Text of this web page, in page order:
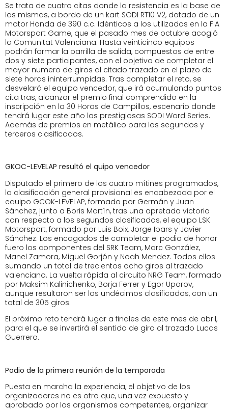
Se trata de cuatro citas donde la resistencia es la base de
las mismas, a bordo de un kart SODI RT10 V2, dotado de un
motor Honda de 390 c.c. Idénticos a los utilizados en la FIA
Motorsport Game, que el pasado mes de octubre acogió
la Comunitat Valenciana. Hasta veinticinco equipos
podrán formar la parrilla de salida, compuestos de entre
dos y siete participantes, con el objetivo de completar el
mayor numero de giros al citado trazado en el plazo de
siete horas ininterrumpidas. Tras completar el reto, se
desvelará el equipo vencedor, que irá acumulando puntos
cita tras, alcanzar el premio final comprendido en la
inscripción en la 30 Horas de Campillos, escenario donde
tendrá lugar este año las prestigiosas SODI Word Series.
Además de premios en metálico para los segundos y
terceros clasificados.
GKOC-LEVELAP resultó el quipo vencedor
Disputado el primero de los cuatro mítines programados,
la clasificación general provisional es encabezada por el
equipo GCOK-LEVELAP, formado por Germán y Juan
Sánchez, junto a Boris Martín, tras una apretada victoria
con respecto a los segundos clasificados, el equipo LSK
Motorsport, formado por Luis Boix, Jorge Ibars y Javier
Sánchez. Los encagados de completar el podio de honor
fuero los componentes del SRK Team, Marc González,
Manel Zamora, Miguel Gorjón y Noah Mendez. Todos ellos
sumando un total de trecientos ocho giros al trazado
valenciano. La vuelta rápida al circuito NRG Team, formado
por Maksim Kalinichenko, Borja Ferrer y Egor Uporov,
aunque resultaron ser los undécimos clasificados, con un
total de 305 giros.
El próximo reto tendrá lugar a finales de este mes de abril,
para el que se invertirá el sentido de giro al trazado Lucas
Guerrero.
Podio de la primera reunión de la temporada
Puesta en marcha la experiencia, el objetivo de los
organizadores no es otro que, una vez expuesto y
aprobado por los organismos competentes, organizar